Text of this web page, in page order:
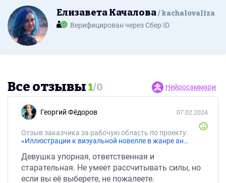
Елизавета Качалова kachalovaliza
Верифицирован через Сбер ID
Все отзывы1/0 Нейросаммари
Георгий Фёдоров
Отзыв заказчика за рабочую область по проекту:
«Иллюстрации к визуальной новелле в жанре аниме-постапокалипсис»
07.02.2024
Девушка упорная, ответственная и
старательная. Не умеет рассчитывать силы, но
если вы её выберете, не пожалеете.